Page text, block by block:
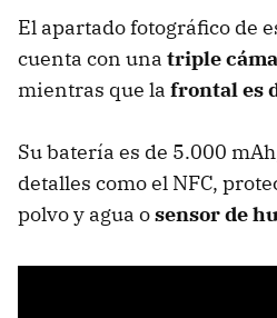
El apartado fotográfico de
cuenta con una triple
mientras que la frontal es
Su batería es de 5.000
detalles como el NFC,
polvo y agua osensor de